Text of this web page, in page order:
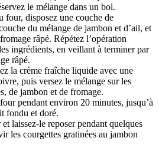
le mélange dans un bol.
four, disposez une couche de
du mélange de jambon et d’ail, et
râpé. Répétez l’opération
ingrédients, en veillant à terminer par
râpé.
la crème fraîche liquide avec une
puis versez le mélange sur les
de jambon et de fromage.
pendant environ 20 minutes, jusqu’à
fondu et doré.
laissez-le reposer pendant quelques
les courgettes gratinées au jambon